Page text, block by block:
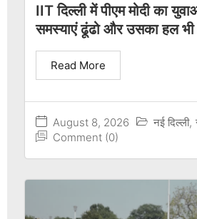
IIT दिल्ली में पीएम मोदी का
समस्याएं ढूंढो और उसका हल
August 8, 2026 नई दिल्ली,
Comment (0)
Read More